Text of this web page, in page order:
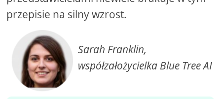
przepisie na silny wzrost.
Sarah Franklin,
współzałożycielka Blue Tree AI